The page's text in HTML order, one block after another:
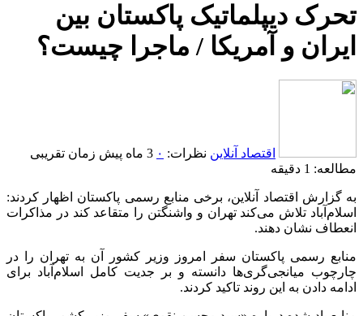
تحرک دیپلماتیک پاکستان بین
ایران و آمریکا / ماجرا چیست؟
اقتصاد آنلاین نظرات: ۰ 3 ماه پیش
زمان تقریبی
مطالعه: 1 دقیقه
به گزارش اقتصاد آنلاین، برخی منابع رسمی پاکستان اظهار کردند:
اسلام‌آباد تلاش می‌کند تهران و واشنگتن را متقاعد کند در مذاکرات
انعطاف نشان دهند.
منابع رسمی پاکستان سفر امروز وزیر کشور آن به تهران را در
چارچوب میانجی‌گری‌ها دانسته و بر جدیت کامل اسلام‌آباد برای
ادامه دادن به این روند تاکید کردند.